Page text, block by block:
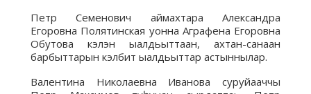
Петр Семенович аймахтара Александра
Егоровна Полятинская уонна Аграфена Егоровна
Обутова кэлэн ыалдьыттаан, ахтан-санаан
барбыттарын кэлбит ыалдьыттар астыннылар.
Валентина Николаевна Иванова суруйааччы